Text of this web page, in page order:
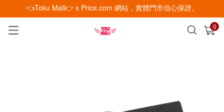
👈Toku Mall👉 x Price.com 網站，實體門市信心保證。
0
已加入購物車 查看